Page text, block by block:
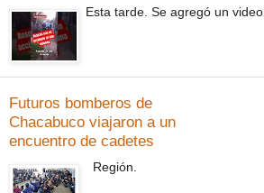
Esta tarde. Se agregó un video.
Futuros bomberos de
Chacabuco viajaron a un
encuentro de cadetes
Región.